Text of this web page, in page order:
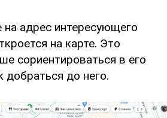
адрес интересующего
на карте. Это
сориентироваться в его
добраться до него.